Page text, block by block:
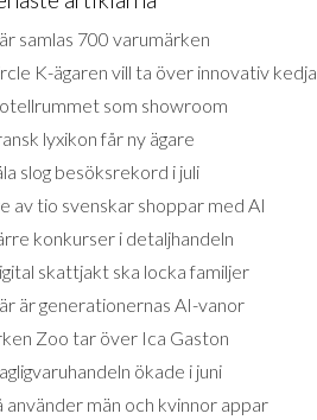
samlas 700 varumärken
K-ägaren vill ta över innovativ kedja
som showroom
lyxikon får ny ägare
slog besöksrekord i juli
av tio svenskar shoppar med AI
konkurser i detaljhandeln
skattjakt ska locka familjer
är generationernas AI-vanor
Zoo tar över Ica Gaston
ökade i juni
använder män och kvinnor appar